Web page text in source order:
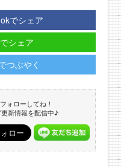
でシェア
シェア
つぶやく
ォローしてね！
新情報を配信中♪